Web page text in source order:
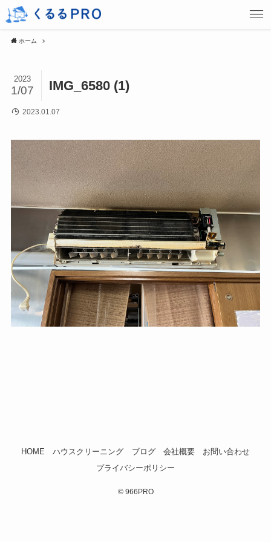
ホーム
IMG_6580 (1)
2023
1/07
2023.01.07
HOME ハウスクリーニング ブログ 会社概要
お問い合わせ
プライバシーポリシー
©966PRO